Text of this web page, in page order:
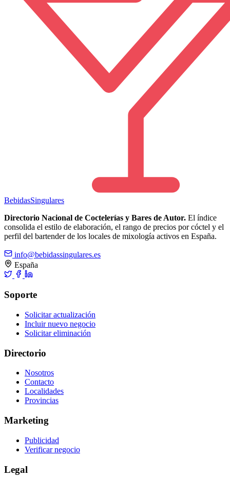
BebidasSingulares
Directorio Nacional de Coctelerías y Bares de Autor. El índice
consolida el estilo de elaboración, el rango de precios por cóctel y el
perfil del bartender de los locales de mixología activos en España.
info@bebidassingulares.es
España
Soporte
Solicitar actualización
Incluir nuevo negocio
Solicitar eliminación
Directorio
Nosotros
Contacto
Localidades
Provincias
Marketing
Publicidad
Verificar negocio
Legal